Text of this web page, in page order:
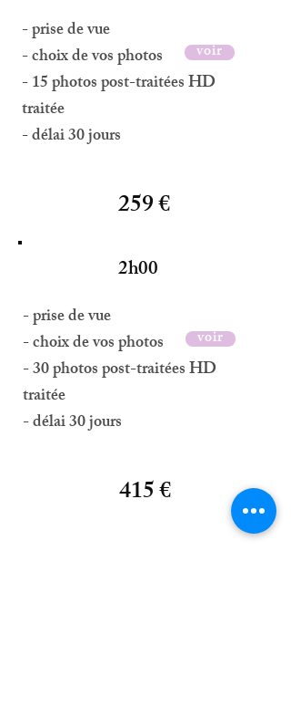
- prise de vue
- choix de vos photos
- 15 photos post-traitées HD
traitée
- délai 30 jours
voir
259 €
2h00
- prise de vue
- choix de vos photos
- 30 photos post-traitées HD
traitée
- délai 30 jours
voir
415 €